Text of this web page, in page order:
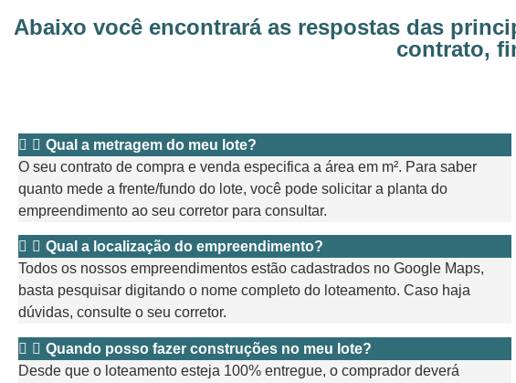
Abaixo você encontrará as respostas das
contrato,
Qual a metragem do meu lote?
O seu contrato de compra e venda especifica a área em m². Para saber
quanto mede a frente/fundo do lote, você pode solicitar a planta do
empreendimento ao seu corretor para consultar.
Qual a localização do empreendimento?
Todos os nossos empreendimentos estão cadastrados no Google Maps,
basta pesquisar digitando o nome completo do loteamento. Caso haja
dúvidas, consulte o seu corretor.
Quando posso fazer construções no meu lote?
Desde que o loteamento esteja 100% entregue, o comprador deverá